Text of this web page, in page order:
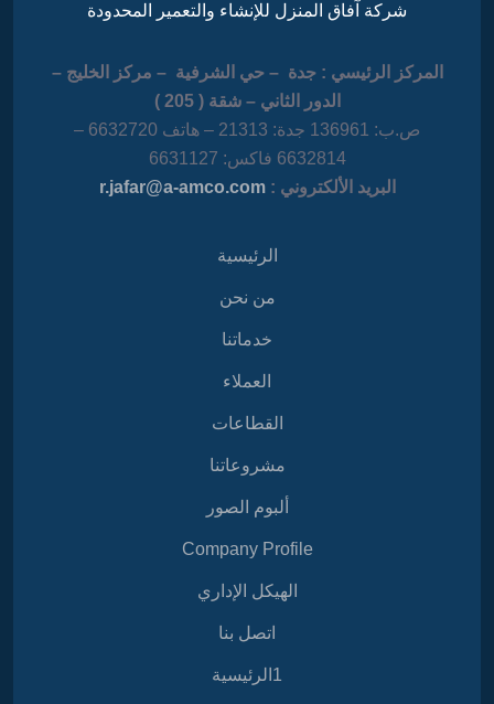
شركة آفاق المنزل للإنشاء والتعمير المحدودة
الرئيسي : جدة – حي الشرفية – مركز الخليج –
الدور الثاني – شقة ( 205 )
ص.ب: 136961 جدة: 21313 – هاتف 6632720 –
6632814 فاكس: 6631127
البريد الألكتروني :r.jafar@a-amco.com
القطاعات
مشروعاتنا
ألبوم الصور
Company Profile
الهيكل الإداري